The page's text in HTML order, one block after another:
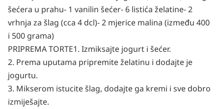
šećera u prahu- 1 vanilin šećer- 6 listića želatine- 2
vrhnja za šlag (cca 4 dcl)- 2 mjerice malina (između 400
i 500 grama)
PRIPREMA TORTE1. Izmiksajte jogurt i šećer.
2. Prema uputama pripremite želatinu i dodajte je
jogurtu.
3. Mikserom istucite šlag, dodajte ga kremi i sve dobro
izmiješajte.